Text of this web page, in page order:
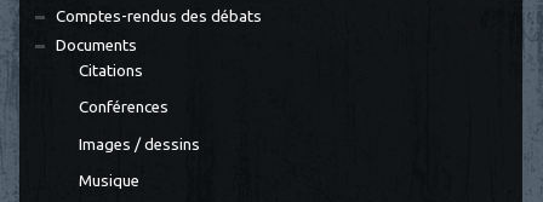
Comptes-rendus des débats
Documents
Citations
Conférences
Images / dessins
Musique